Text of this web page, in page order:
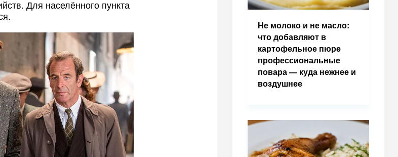
Для населённого пункта
Не молоко и не масло:
что добавляют в
картофельное пюре
профессиональные
повара — куда нежнее и
воздушнее